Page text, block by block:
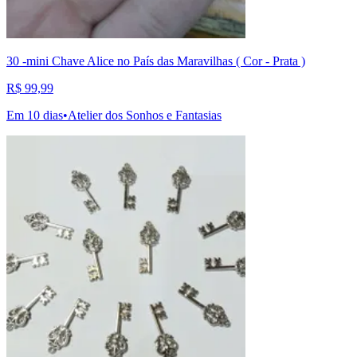
30 -mini Chave Alice no País das Maravilhas ( Cor - Prata )
R$ 99,99
Em 10 dias•Atelier dos Sonhos e Fantasias